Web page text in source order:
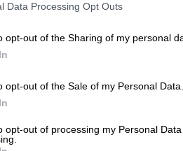
Data Processing Opt Outs
opt-out of the Sharing of my personal
opt-out of the Sale of my Personal Data.
opt-out of processing my Personal
οι αγρότες σχετικά
που ελήφθη στην
Θεσσαλονίκης,
Ελλάδα|27.12.2025 22:29